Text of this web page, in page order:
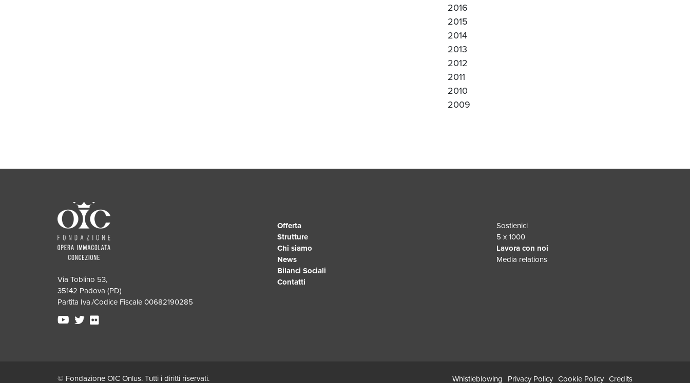
2016
2015
2014
2013
2012
2011
2010
2009
Via Toblino 53,
35142 Padova (PD)
Partita Iva./Codice Fiscale 00682190285
Offerta
Strutture
Chi siamo
News
Bilanci Sociali
Contatti
Sostienici
5 x 1000
Lavora con noi
Media relations
© Fondazione OIC Onlus. Tutti i diritti riservati. Whistleblowing Privacy Policy Cookie Policy Credits